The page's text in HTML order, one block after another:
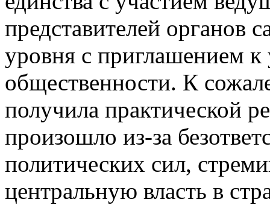
представителей органов
уровня с приглашением
общественности. К
получила практической
произошло из-за
политических сил,
центральную власть в